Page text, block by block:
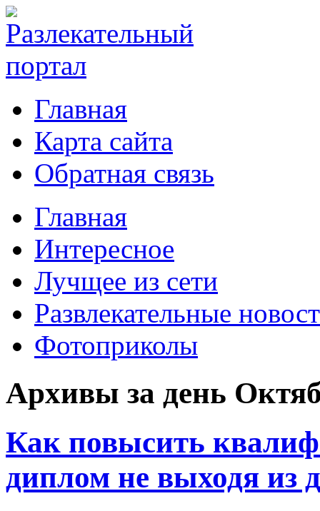
Главная
Карта сайта
Обратная связь
Главная
Интересное
Лучщее из сети
Развлекательные
Фотоприколы
Архивы за день
Как повысить
диплом не выходя из